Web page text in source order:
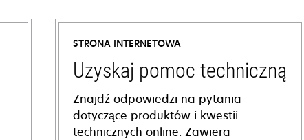
STRONA INTERNETOWA
Uzyskaj pomoc techniczną
Znajdź odpowiedzi na pytania
dotyczące produktów i kwestii
technicznych online. Zawiera